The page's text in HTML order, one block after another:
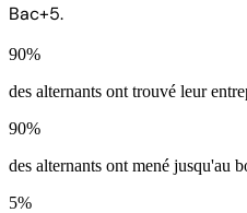
Bac+5.
90%
des alternants ont trouvé leur
90%
des alternants ont mené jusqu'au
5%